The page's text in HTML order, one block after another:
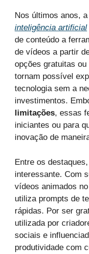
Nos últimos anos,
inteligência artificial
de conteúdo a
de vídeos a partir
opções gratuitas
tornam possível
tecnologia sem a
investimentos.
limitações, essas
iniciantes ou para
inovação de
Entre os
interessante. Com
vídeos animados
utiliza prompts de
rápidas. Por ser
utilizada por
sociais e
produtividade com